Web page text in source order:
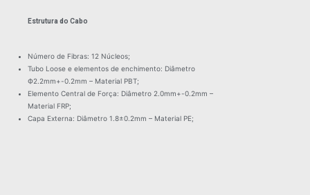
Estrutura do Cabo
Número de Fibras: 12 Núcleos;
Tubo Loose e elementos de enchimento: Diâmetro
Ф2.2mm+-0.2mm – Material PBT;
Elemento Central de Força: Diâmetro 2.0mm+-0.2mm –
Material FRP;
Capa Externa: Diâmetro 1.8±0.2mm – Material PE;